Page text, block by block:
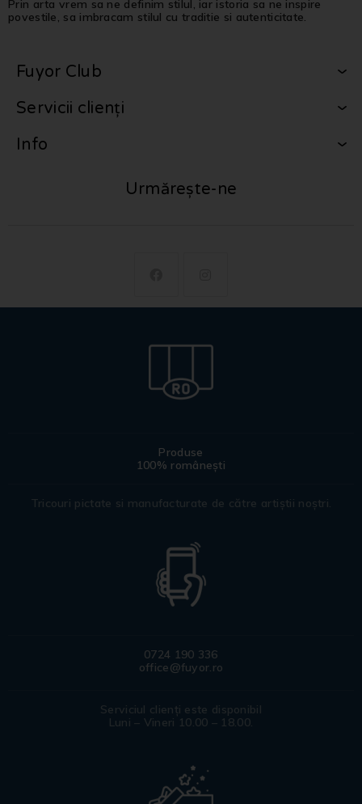
Prin arta vrem sa ne definim stilul, iar istoria sa ne inspire
povestile, sa imbracam stilul cu traditie si autenticitate.
Fuyor Club
Servicii clienți
Info
Urmărește-ne
Produse
100% românești
Tricouri pictate si manufacturate de către artiștii noștri.
0724 190 336
office@fuyor.ro
Serviciul clienți este disponibil
Luni – Vineri 10.00 – 18.00.